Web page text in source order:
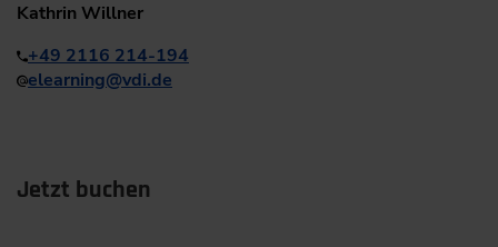
Kathrin Willner
+49 2116 214-194
elearning@vdi.de
Jetzt buchen